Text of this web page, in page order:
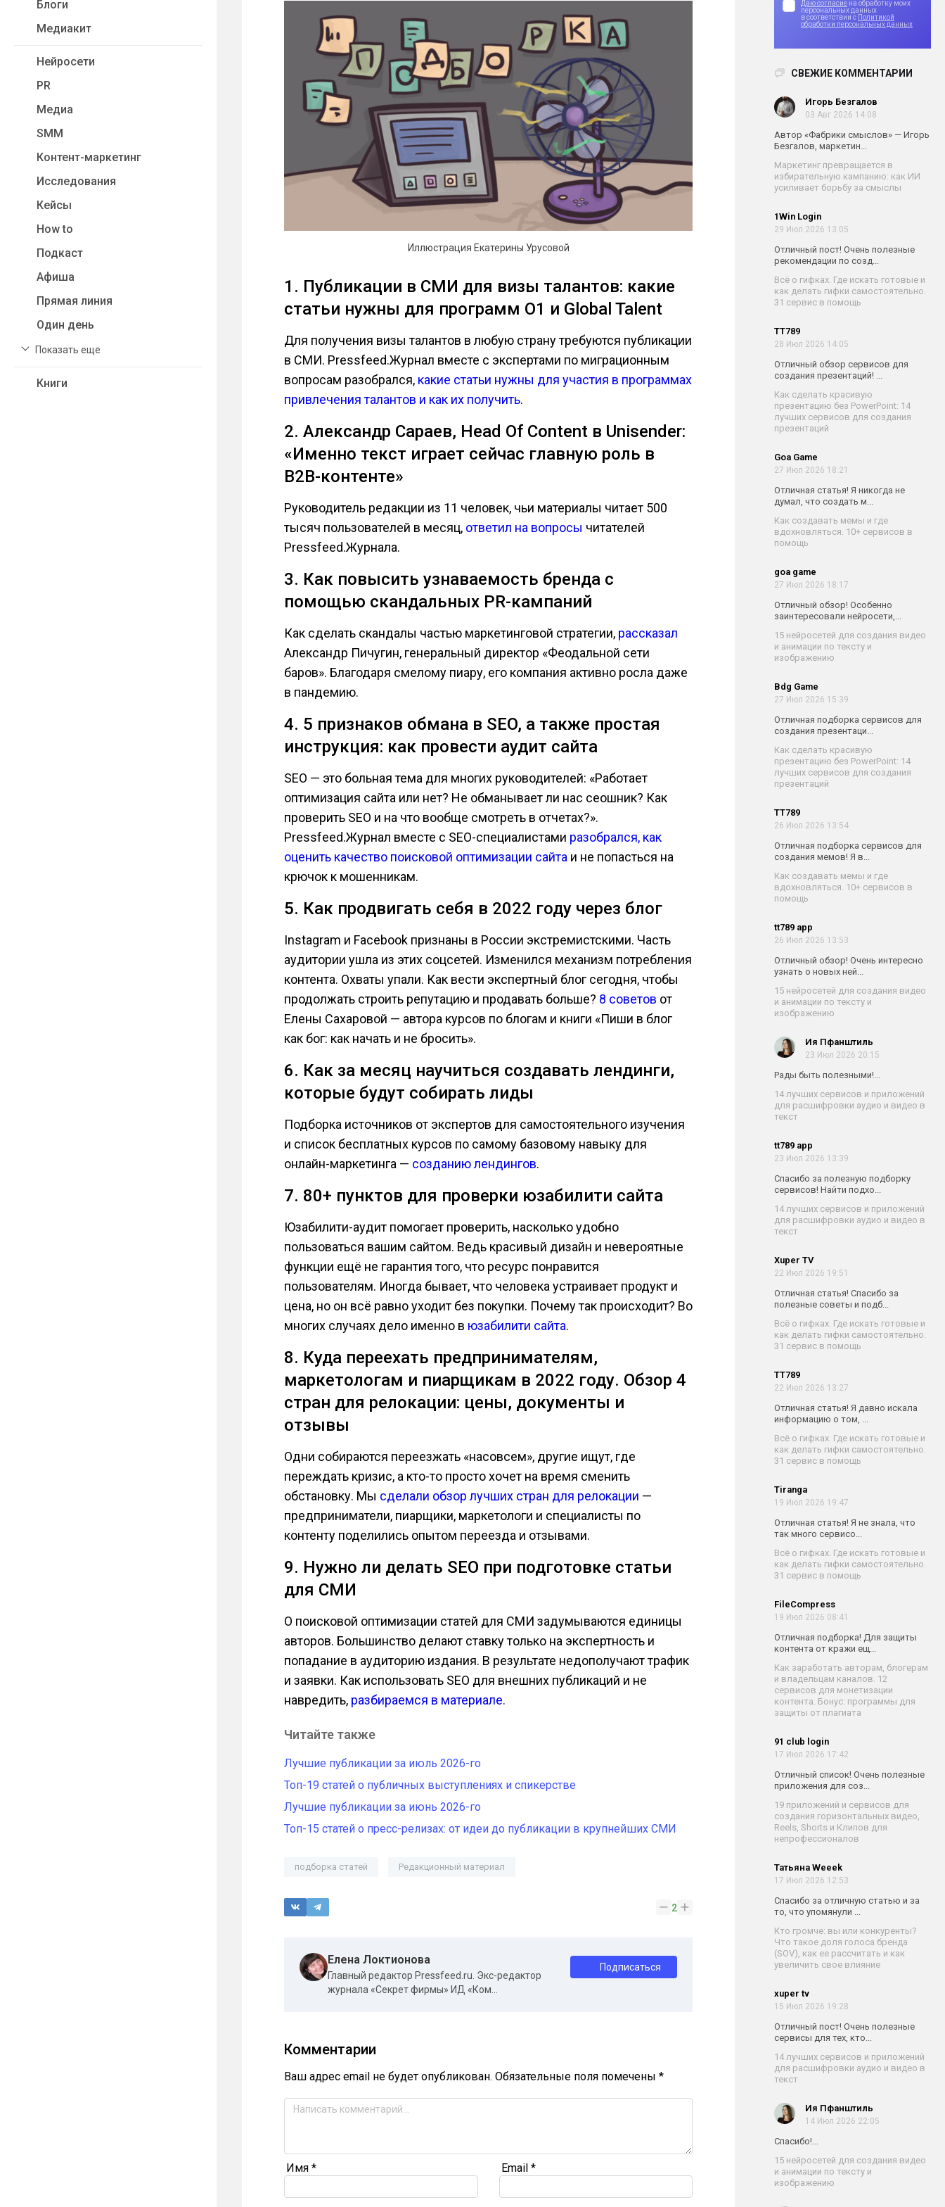
Блоги
Медиакит
Нейросети
PR
Медиа
SMM
Контент-маркетинг
Исследования
Кейсы
How to
Подкаст
Афиша
Прямая линия
Один день
Показать еще
Книги
Даю согласие на обработку моих
персональных данных
в соответствии с Политикой
обработки персональных данных
СВЕЖИЕ КОММЕНТАРИИ
Игорь Безгалов
03 Авг 2026 14:08
Автор «Фабрики смыслов» — Игорь
Безгалов, маркетин...
Маркетинг превращается в
избирательную кампанию: как ИИ
усиливает борьбу за смыслы
1Win Login
29 Июл 2026 13:05
Отличный пост! Очень полезные
рекомендации по созд...
Всё о гифках. Где искать готовые и
как делать гифки самостоятельно.
31 сервис в помощь
TT789
28 Июл 2026 14:05
Отличный обзор сервисов для
создания презентаций! ...
Как сделать красивую
презентацию без PowerPoint: 14
лучших сервисов для создания
презентаций
Goa Game
27 Июл 2026 18:21
Отличная статья! Я никогда не
думал, что создать м...
Как создавать мемы и где
вдохновляться. 10+ сервисов в
помощь
goa game
27 Июл 2026 18:17
Отличный обзор! Особенно
заинтересовали нейросети,...
15 нейросетей для создания видео
и анимации по тексту и
изображению
Bdg Game
27 Июл 2026 15:39
Отличная подборка сервисов для
создания презентаци...
Как сделать красивую
презентацию без PowerPoint: 14
лучших сервисов для создания
презентаций
TT789
26 Июл 2026 13:54
Отличная подборка сервисов для
создания мемов! Я в...
Как создавать мемы и где
вдохновляться. 10+ сервисов в
помощь
tt789 app
26 Июл 2026 13:53
Отличный обзор! Очень интересно
узнать о новых ней...
15 нейросетей для создания видео
и анимации по тексту и
изображению
Ия Пфанштиль
23 Июл 2026 20:15
Рады быть полезными!...
14 лучших сервисов и приложений
для расшифровки аудио и видео в
текст
tt789 app
23 Июл 2026 13:39
Спасибо за полезную подборку
сервисов! Найти подхо...
14 лучших сервисов и приложений
для расшифровки аудио и видео в
текст
Xuper TV
22 Июл 2026 19:51
Отличная статья! Спасибо за
полезные советы и подб...
Всё о гифках. Где искать готовые и
как делать гифки самостоятельно.
31 сервис в помощь
TT789
22 Июл 2026 13:27
Отличная статья! Я давно искала
информацию о том, ...
Всё о гифках. Где искать готовые и
как делать гифки самостоятельно.
31 сервис в помощь
Tiranga
19 Июл 2026 19:47
Отличная статья! Я не знала, что
так много сервисо...
Всё о гифках. Где искать готовые и
как делать гифки самостоятельно.
31 сервис в помощь
FileCompress
19 Июл 2026 08:41
Отличная подборка! Для защиты
контента от кражи ещ...
Как заработать авторам, блогерам
и владельцам каналов. 12
сервисов для монетизации
контента. Бонус: программы для
защиты от плагиата
91 club login
17 Июл 2026 17:42
Отличный список! Очень полезные
приложения для соз...
19 приложений и сервисов для
создания горизонтальных видео,
Reels, Shorts и Клипов для
непрофессионалов
Татьяна Weeek
17 Июл 2026 12:53
Спасибо за отличную статью и за
то, что упомянули ...
Кто громче: вы или конкуренты?
Что такое доля голоса бренда
(SOV), как ее рассчитать и как
увеличить свое влияние
xuper tv
15 Июл 2026 19:28
Отличный пост! Очень полезные
сервисы для тех, кто...
14 лучших сервисов и приложений
для расшифровки аудио и видео в
текст
Ия Пфанштиль
14 Июл 2026 22:05
Спасибо!...
15 нейросетей для создания видео
и анимации по тексту и
изображению
Иллюстрация Екатерины Урусовой
1. Публикации в СМИ для визы талантов: какие
статьи нужны для программ O1 и Global Talent
Для получения визы талантов в любую страну требуются публикации
в СМИ. Pressfeed.Журнал вместе с экспертами по миграционным
вопросам разобрался, какие статьи нужны для участия в программах
привлечения талантов и как их получить.
2. Александр Сараев, Head Of Content в Unisender:
«Именно текст играет сейчас главную роль в
B2B-контенте»
Руководитель редакции из 11 человек, чьи материалы читает 500
тысяч пользователей в месяц, ответил на вопросы читателей
Pressfeed.Журнала.
3. Как повысить узнаваемость бренда с
помощью скандальных PR-кампаний
Как сделать скандалы частью маркетинговой стратегии, рассказал
Александр Пичугин, генеральный директор «Феодальной сети
баров». Благодаря смелому пиару, его компания активно росла даже
в пандемию.
4. 5 признаков обмана в SEO, а также простая
инструкция: как провести аудит сайта
SEO — это больная тема для многих руководителей: «Работает
оптимизация сайта или нет? Не обманывает ли нас сеошник? Как
проверить SEO и на что вообще смотреть в отчетах?».
Pressfeed.Журнал вместе с SEO-специалистами разобрался, как
оценить качество поисковой оптимизации сайта и не попасться на
крючок к мошенникам.
5. Как продвигать себя в 2022 году через блог
Instagram и Facebook признаны в России экстремистскими. Часть
аудитории ушла из этих соцсетей. Изменился механизм потребления
контента. Охваты упали. Как вести экспертный блог сегодня, чтобы
продолжать строить репутацию и продавать больше? 8 советов от
Елены Сахаровой — автора курсов по блогам и книги «Пиши в блог
как бог: как начать и не бросить».
6. Как за месяц научиться создавать лендинги,
которые будут собирать лиды
Подборка источников от экспертов для самостоятельного изучения
и список бесплатных курсов по самому базовому навыку для
онлайн-маркетинга — созданию лендингов.
7. 80+ пунктов для проверки юзабилити сайта
Юзабилити-аудит помогает проверить, насколько удобно
пользоваться вашим сайтом. Ведь красивый дизайн и невероятные
функции ещё не гарантия того, что ресурс понравится
пользователям. Иногда бывает, что человека устраивает продукт и
цена, но он всё равно уходит без покупки. Почему так происходит? Во
многих случаях дело именно в юзабилити сайта.
8. Куда переехать предпринимателям,
маркетологам и пиарщикам в 2022 году. Обзор 4
стран для релокации: цены, документы и
отзывы
Одни собираются переезжать «насовсем», другие ищут, где
переждать кризис, а кто-то просто хочет на время сменить
обстановку. Мы сделали обзор лучших стран для релокации —
предприниматели, пиарщики, маркетологи и специалисты по
контенту поделились опытом переезда и отзывами.
9. Нужно ли делать SEO при подготовке статьи
для СМИ
О поисковой оптимизации статей для СМИ задумываются единицы
авторов. Большинство делают ставку только на экспертность и
попадание в аудиторию издания. В результате недополучают трафик
и заявки. Как использовать SEO для внешних публикаций и не
навредить, разбираемся в материале.
Читайте также
Лучшие публикации за июль 2026-го
Топ-19 статей о публичных выступлениях и спикерстве
Лучшие публикации за июнь 2026-го
Топ-15 статей о пресс-релизах: от идеи до публикации в крупнейших СМИ
подборка статей Редакционный материал
2
Елена Локтионова
Главный редактор Pressfeed.ru. Экс-редактор
журнала «Секрет фирмы» ИД «Ком...
Подписаться
Комментарии
Ваш адрес email не будет опубликован. Обязательные поля помечены *
Имя * Email *